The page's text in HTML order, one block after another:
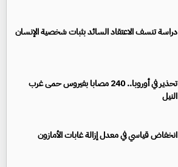
دراسة تنسف الاعتقاد السائد بثبات شخصية الإنسان
تحذير في أوروبا.. 240 مصابا بفيروس حمى غرب
النيل
انخفاض قياسي في معدل إزالة غابات الأمازون